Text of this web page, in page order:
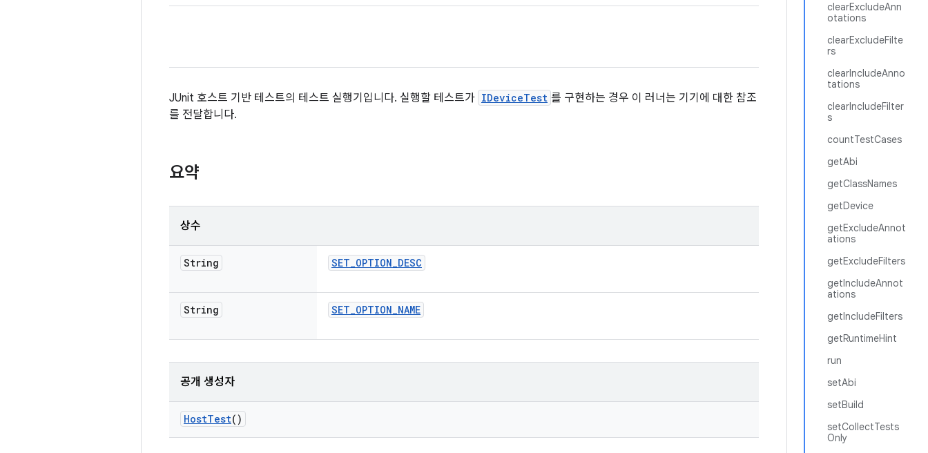
clearExcludeAnn
otations
clearExcludeFilte
rs
clearIncludeAnno
tations
clearIncludeFilter
s
countTestCases
getAbi
getClassNames
getDevice
getExcludeAnnot
ations
getExcludeFilters
getIncludeAnnot
ations
getIncludeFilters
getRuntimeHint
run
setAbi
setBuild
setCollectTests
Only
JUnit 호스트 기반 테스트의 테스트 실행기입니다. 실행할 테스트가 IDeviceTest 를 구현하는 경우 이 러너는 기기에 대한 참조
를 전달합니다.
요약
상수
String SET_OPTION_DESC
String SET_OPTION_NAME
공개 생성자
HostTest()